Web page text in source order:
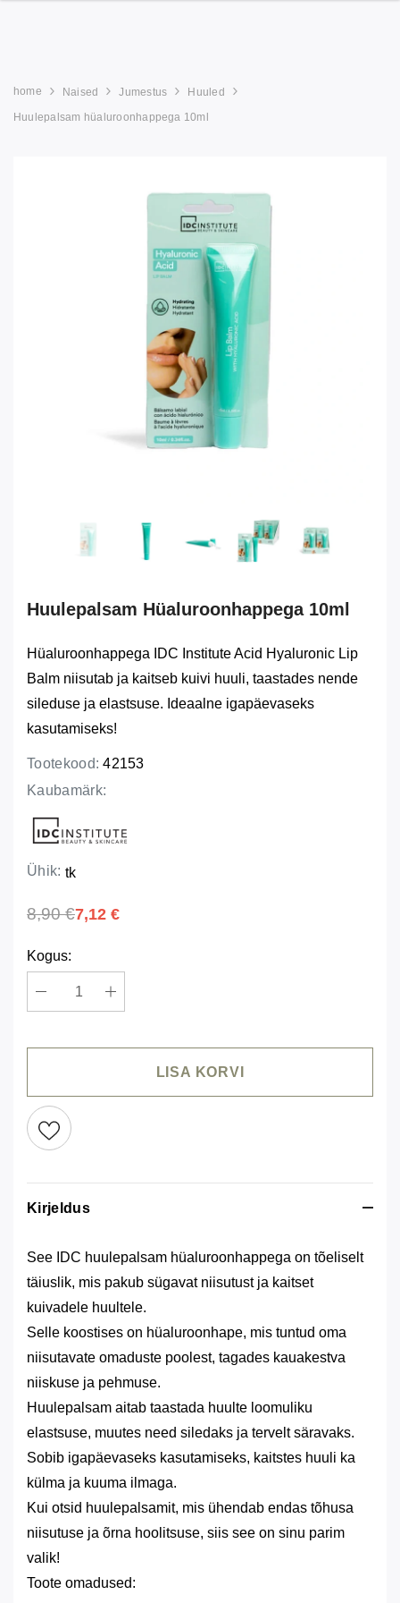
home Naised Jumestus
Huuled
Huulepalsam hüaluroonhappega 10ml
Huulepalsam Hüaluroonhappega 10ml
Hüaluroonhappega IDC Institute Acid Hyaluronic Lip
Balm niisutab ja kaitseb kuivi huuli, taastades nende
sileduse ja elastsuse. Ideaalne igapäevaseks
kasutamiseks!
Tootekood: 42153
Kaubamärk:
Ühik: tk
7,12 €
8,90 €
Kogus:
LISA KORVI
Kirjeldus
See IDC huulepalsam hüaluroonhappega on tõeliselt
täiuslik, mis pakub sügavat niisutust ja kaitset
kuivadele huultele.
Selle koostises on hüaluroonhape, mis tuntud oma
niisutavate omaduste poolest, tagades kauakestva
niiskuse ja pehmuse.
Huulepalsam aitab taastada huulte loomuliku
elastsuse, muutes need siledaks ja tervelt säravaks.
Sobib igapäevaseks kasutamiseks, kaitstes huuli ka
külma ja kuuma ilmaga.
Kui otsid huulepalsamit, mis ühendab endas tõhusa
niisutuse ja õrna hoolitsuse, siis see on sinu parim
valik!
Toote omadused: